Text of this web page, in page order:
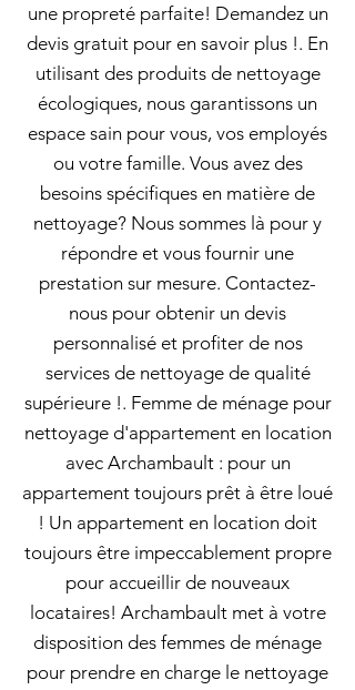
une propreté parfaite! Demandez un
devis gratuit pour en savoir plus !. En
utilisant des produits de nettoyage
écologiques, nous garantissons un
espace sain pour vous, vos employés
ou votre famille. Vous avez des
besoins spécifiques en matière de
nettoyage? Nous sommes là pour y
répondre et vous fournir une
prestation sur mesure. Contactez-
nous pour obtenir un devis
personnalisé et profiter de nos
services de nettoyage de qualité
supérieure !. Femme de ménage pour
nettoyage d'appartement en location
avec Archambault : pour un
appartement toujours prêt à être loué
! Un appartement en location doit
toujours être impeccablement propre
pour accueillir de nouveaux
locataires! Archambault met à votre
disposition des femmes de ménage
pour prendre en charge le nettoyage